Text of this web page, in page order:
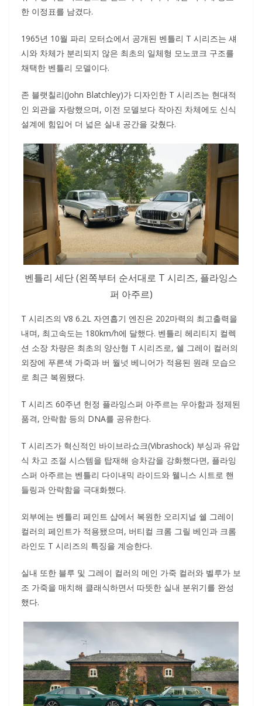
한 이정표를 남겼다.
1965년 10월 파리 모터쇼에서 공개된 벤틀리 T 시리즈는 섀
시와 차체가 분리되지 않은 최초의 일체형 모노코크 구조를
채택한 벤틀리 모델이다.
존 블랫칠리(John Blatchley)가 디자인한 T 시리즈는 현대적
인 외관을 자랑했으며, 이전 모델보다 작아진 차체에도 신식
설계에 힘입어 더 넓은 실내 공간을 갖췄다.
벤틀리 세단 (왼쪽부터 순서대로 T 시리즈, 플라잉스
퍼 아주르)
T 시리즈의 V8 6.2L 자연흡기 엔진은 202마력의 최고출력을
내며, 최고속도는 180km/h에 달했다. 벤틀리 헤리티지 컬렉
션 소장 차량은 최초의 양산형 T 시리즈로, 쉘 그레이 컬러의
외장에 푸른색 가죽과 버 월넛 베니어가 적용된 원래 모습으
로 최근 복원됐다.
T 시리즈 60주년 헌정 플라잉스퍼 아주르는 우아함과 정제된
품격, 안락함 등의 DNA를 공유한다.
T 시리즈가 혁신적인 바이브라쇼크(Vibrashock) 부싱과 유압
식 차고 조절 시스템을 탑재해 승차감을 강화했다면, 플라잉
스퍼 아주르는 벤틀리 다이내믹 라이드와 웰니스 시트로 핸
들링과 안락함을 극대화했다.
외부에는 벤틀리 페인트 샵에서 복원한 오리지널 쉘 그레이
컬러의 페인트가 적용됐으며, 버티컬 크롬 그릴 베인과 크롬
라인도 T 시리즈의 특징을 계승한다.
실내 또한 블루 및 그레이 컬러의 메인 가죽 컬러와 벨루가 보
조 가죽을 매치해 클래식하면서 따뜻한 실내 분위기를 완성
했다.